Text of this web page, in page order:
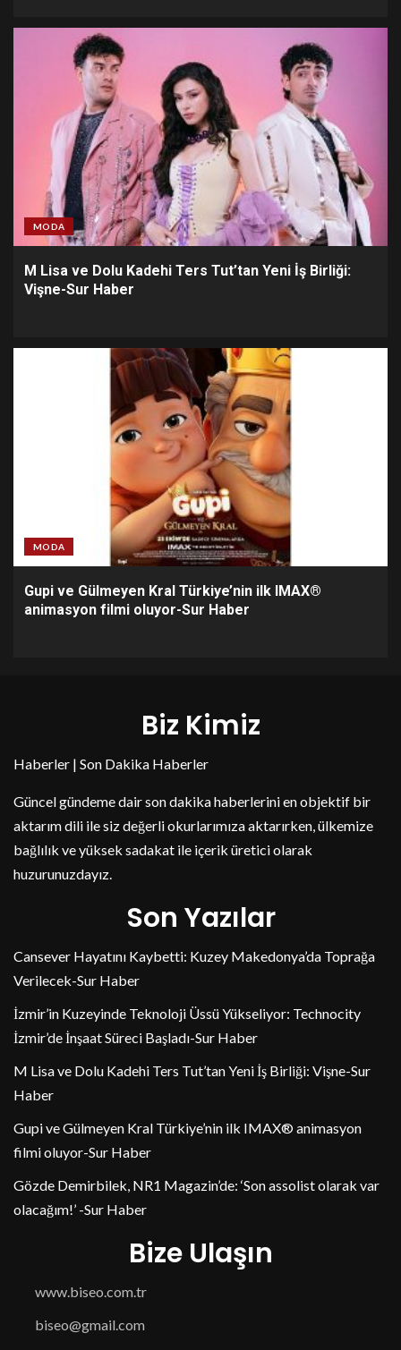
MODA
M Lisa ve Dolu Kadehi Ters Tut’tan Yeni İş Birliği:
Vişne-Sur Haber
MODA
Gupi ve Gülmeyen Kral Türkiye’nin ilk IMAX®
animasyon filmi oluyor-Sur Haber
Biz Kimiz
Haberler | Son Dakika Haberler
Güncel gündeme dair son dakika haberlerini en objektif bir
aktarım dili ile siz değerli okurlarımıza aktarırken, ülkemize
bağlılık ve yüksek sadakat ile içerik üretici olarak
huzurunuzdayız.
Son Yazılar
Cansever Hayatını Kaybetti: Kuzey Makedonya’da Toprağa
Verilecek-Sur Haber
İzmir’in Kuzeyinde Teknoloji Üssü Yükseliyor: Technocity
İzmir’de İnşaat Süreci Başladı-Sur Haber
M Lisa ve Dolu Kadehi Ters Tut’tan Yeni İş Birliği: Vişne-Sur
Haber
Gupi ve Gülmeyen Kral Türkiye’nin ilk IMAX® animasyon
filmi oluyor-Sur Haber
Gözde Demirbilek, NR1 Magazin’de: ‘Son assolist olarak var
olacağım!’ -Sur Haber
Bize Ulaşın
www.biseo.com.tr
biseo@gmail.com